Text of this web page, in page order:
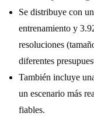
Se distribuye con
entrenamiento y
resoluciones
diferentes
También incluye
un escenario más
fiables.